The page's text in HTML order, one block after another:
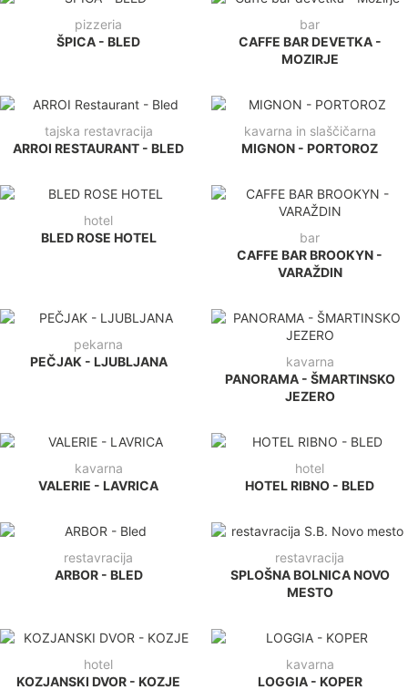
pizzeria
ŠPICA - BLED
bar
CAFFE BAR DEVETKA -
MOZIRJE
tajska restavracija
ARROI RESTAURANT - BLED
kavarna in slaščičarna
MIGNON - PORTOROZ
hotel
BLED ROSE HOTEL
bar
CAFFE BAR BROOKYN -
VARAŽDIN
pekarna
PEČJAK - LJUBLJANA
kavarna
PANORAMA - ŠMARTINSKO
JEZERO
kavarna
VALERIE - LAVRICA
hotel
HOTEL RIBNO - BLED
restavracija
ARBOR - BLED
restavracija
SPLOŠNA BOLNICA NOVO
MESTO
hotel
KOZJANSKI DVOR - KOZJE
kavarna
LOGGIA - KOPER